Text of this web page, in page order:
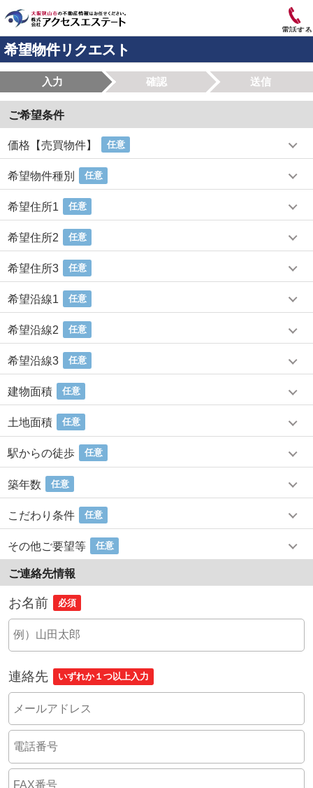
電話する
希望物件リクエスト
入力 確認 送信
ご希望条件
価格【売買物件】 任意
希望物件種別 任意
希望住所1 任意
希望住所2 任意
希望住所3 任意
希望沿線1 任意
希望沿線2 任意
希望沿線3 任意
建物面積 任意
土地面積 任意
駅からの徒歩 任意
築年数 任意
こだわり条件 任意
その他ご要望等 任意
ご連絡先情報
お名前 必須
連絡先 いずれか１つ以上入力